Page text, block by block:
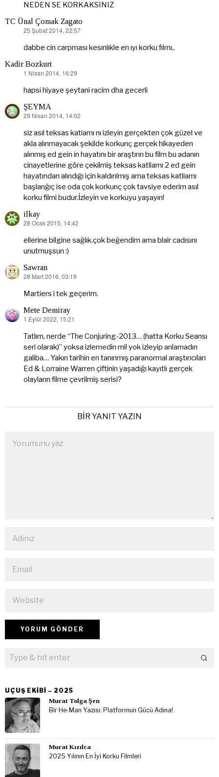
NEDEN SE KORKAKSINIZ
TC Ünal Çomak Zagato
25 Şubat 2014, 22:57
dabbe cin carpması kesınlıkle en ıyı korku fılmı..
Kadir Bozkurt
1 Nisan 2014, 16:29
hapsi hiyaye şeytani racim dha gecerli
ŞEYMA
dedi
29 Nisan 2014, 14:02
siz asıl teksas katiamı nı izleyin gerçekten çok güzel ve
akla alınmayacak şekilde korkunç gerçek hikayeden
alınmış ed gein in hayatını bir araştırın bu film bu adanın
cinayetlerine göre çekilmiş teksas katliamı 2 ed gein
hayatından alındığı için kaldırılmış ama teksas katliamı
başlanğıç ise oda çok korkunç çok tavsiye ederim asıl
korku filmi budur.İzleyin ve korkuyu yaşayın!
ilkay
dedi
28 Ocak 2015, 14:42
ellerine bilgine sağlık.çok beğendim ama blair cadısını
unutmuşsun :)
Sawran
dedi
28 Mart 2016, 03:19
Martiers i tek geçerim.
Mete Demiray
dedi
1 Eylül 2022, 15:21
Tatlım, nerde “The Conjuring-2013… (hatta Korku Seansı
seri olarak)” yoksa izlemedin mi! yok izleyip anlamadın
galiba… Yakın tarihin en tanınmış paranormal araştırıcıları
Ed & Lorraine Warren çiftinin yaşadığı kayıtlı gerçek
olayların filme çevrilmiş serisi?
BIR YANIT YAZIN
UÇUŞ EKIBI – 2025
Murat Tolga Şen
Bir He-Man Yazısı: Platformun Gücü Adına!
Murat Kızılca
2025 Yılının En İyi Korku Filmleri